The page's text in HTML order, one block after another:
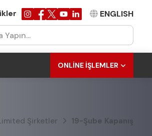
ENGLISH
ONLINE İŞLEMLER
Şirketler 19-Şube Kapanış